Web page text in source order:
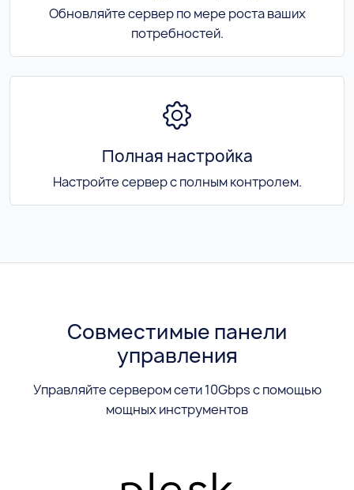
Обновляйте сервер по мере роста ваших
потребностей.
Полная настройка
Настройте сервер с полным контролем.
Совместимые панели
управления
Управляйте сервером сети 10Gbps с помощью
мощных инструментов